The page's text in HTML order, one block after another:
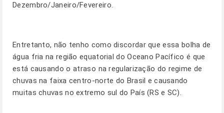
Dezembro/Janeiro/Fevereiro.
Entretanto, não tenho como discordar que essa bolha de
água fria na região equatorial do Oceano Pacífico é que
está causando o atraso na regularização do regime de
chuvas na faixa centro-norte do Brasil e causando
muitas chuvas no extremo sul do País (RS e SC).